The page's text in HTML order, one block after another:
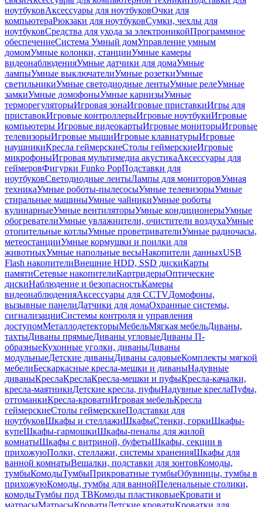
ноутбуковАксессуары для ноутбуковОчки для
компьютераРюкзаки для ноутбуковСумки, чехлы для
ноутбуковСредства для ухода за электроникойПрограммное
обеспечениеСистема Умный домУправление умным
домомУмные колонки, станцииУмные камеры
видеонаблюденияУмные датчики для домаУмные
лампыУмные выключателиУмные розеткиУмные
светильникиУмные светодиодные лентыУмные релеУмные
замкиУмные домофоныУмные карнизыУмные
терморегуляторыИгровая зонаИгровые приставкиИгры для
приставокИгровые контроллерыИгровые ноутбукиИгровые
компьютеры Игровые видеокартыИгровые мониторыИгровые
телевизорыИгровые мышиИгровые клавиатурыИгровые
наушникиКресла геймерскиеСтолы геймерскиеИгровые
микрофоныИгровая мультимедиа акустикаАксессуары для
геймеровФигурки Funko PopПодставки для
ноутбуковСветодиодные лентыЛампы для мониторовУмная
техникаУмные роботы-пылесосыУмные телевизорыУмные
стиральные машиныУмные чайникиУмные роботы
кулинарныеУмные вентиляторыУмные кондиционерыУмные
обогревателиУмные увлажнители, очистители воздухаУмные
отопительные котлыУмные проветривателиУмные радиочасы,
метеостанцииУмные кормушки и поилки для
животныхУмные напольные весыНакопители данныхUSB
Flash накопителиВнешние HDD, SSD дискиКарты
памятиСетевые накопителиКартридерыОптические
дискиНаблюдение и безопасностьКамеры
видеонаблюденияАксессуары для CCTVДомофоны,
вызывные панелиДатчики для домаОхранные системы,
сигнализацииСистемы контроля и управления
доступомМеталлодетекторыМебельМягкая мебельДиваны,
тахтыДиваны прямыеДиваны угловыеДиваны П-
образныеКухонные уголки, диваныДиваны
модульныеДетские диваныДиваны садовыеКомплекты мягкой
мебелиБескаркасные кресла-мешки и диваныНадувные
диваныКреслаКреслаКресла-мешки и пуфыКресла-качалки,
кресла-маятникиДетские кресла, пуфыНадувные креслаПуфы,
оттоманкиКресла-кроватиИгровая мебельКресла
геймерскиеСтолы геймерскиеПодставки для
ноутбуковШкафы и стеллажиШкафыСтенки, горкиШкафы-
купеШкафы-гармошкиШкафы-пеналы для жилой
комнатыШкафы с витриной, буфетыШкафы, секции в
прихожуюПолки, стеллажи, системы храненияШкафы для
ванной комнатыВешалки, подставки для зонтовКомоды,
тумбыКомодыТумбыПрикроватные тумбыОбувницы, тумбы в
прихожуюКомоды, тумбы для ваннойПеленальные столики,
комодыТумбы под ТВКомоды пластиковыеКровати и
матрасыМатрасыКроватиДетские кроватиКроватки для